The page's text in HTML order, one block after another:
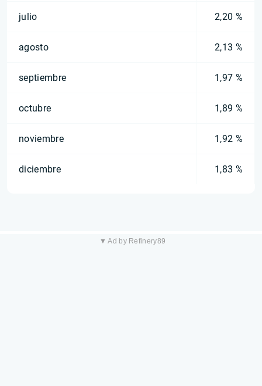
julio 2,20 %
agosto 2,13 %
septiembre 1,97 %
octubre 1,89 %
noviembre 1,92 %
diciembre 1,83 %
▼ Ad by Refinery89